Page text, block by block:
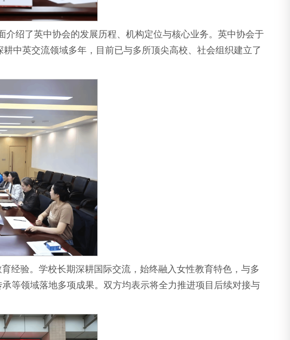
绍了英中协会的发展历程、机构定位与核心业务。英中协会于
中英交流领域多年，目前已与多所顶尖高校、社会组织建立了
经验。学校长期深耕国际交流，始终融入女性教育特色，与多
等领域落地多项成果。双方均表示将全力推进项目后续对接与